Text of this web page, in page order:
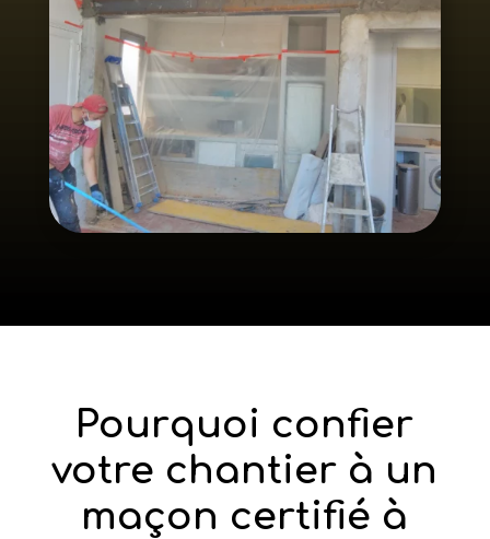
Pourquoi confier
votre chantier à un
maçon certifié à